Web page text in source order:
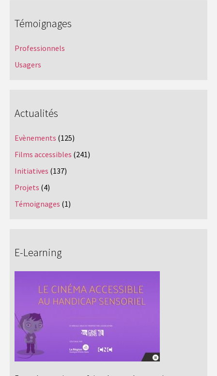
Témoignages
Professionnels
Usagers
Actualités
Evènements (125)
Films accessibles (241)
Initiatives (137)
Projets (4)
Témoignages (1)
E-Learning